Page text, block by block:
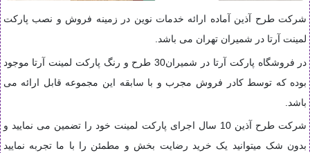
شرکت طرح آذین آماده ارائه خدمات نوین در زمینه فروش و نصب پارکت
لمینت آرتا در شمیران تهران می باشد.
در فروشگاه پارکت آرتا در شمیران30 طرح و رنگ پارکت لمینت آرتا موجود
بوده که توسط کادر فروش مجرب و با سابقه این مجموعه قابل ارائه می
باشد.
شرکت طرح آذین 10 سال اجرای پارکت لمینت خود را تضمین می نمایید و
بدون شک میتوانید یک خرید رضایت بخش و مطمئن را با ما تجربه نمایید